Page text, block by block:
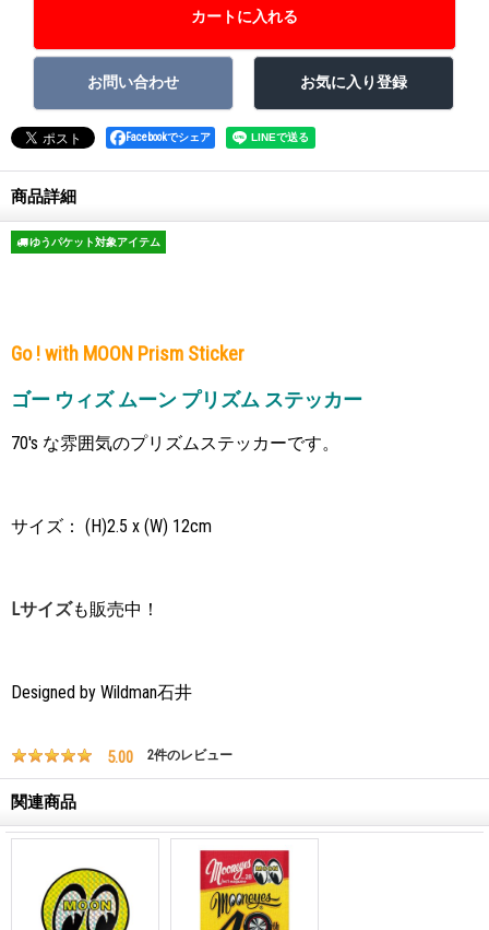
Facebookでシェア
商品詳細
ゆうパケット対象アイテム
Go ! with MOON Prism Sticker
ゴー ウィズ ムーン プリズム ステッカー
70's な雰囲気のプリズムステッカーです。
サイズ： (H)2.5 x (W) 12cm
Lサイズも販売中！
Designed by Wildman石井
5.00 2件のレビュー
関連商品